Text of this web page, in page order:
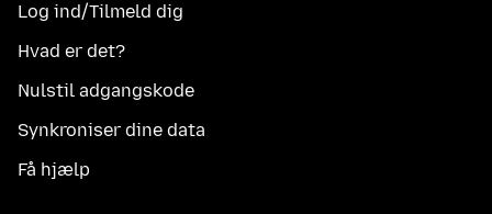
Log ind/Tilmeld dig
Hvad er det?
Nulstil adgangskode
Synkroniser dine data
Få hjælp